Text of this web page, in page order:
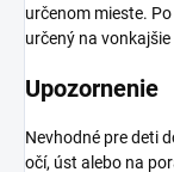
určenom mieste.
určený na
Upozornenie
Nevhodné pre deti
očí, úst alebo na